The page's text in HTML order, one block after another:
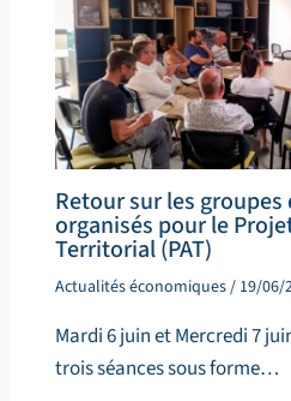
Retour sur les
organisés pour le
Territorial (PAT)
Actualités économiques/ 19/06/
Mardi 6 juin et Mercredi 7
trois séances sous forme…